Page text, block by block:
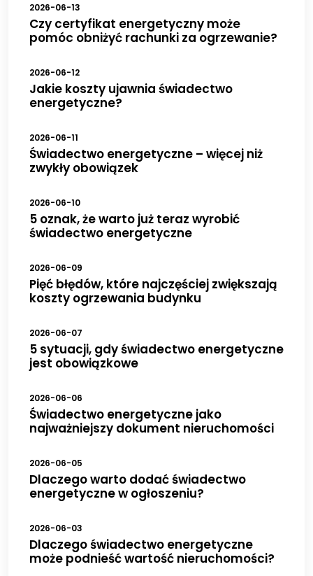
2026-06-13
Czy certyfikat energetyczny może
pomóc obniżyć rachunki za ogrzewanie?
2026-06-12
Jakie koszty ujawnia świadectwo
energetyczne?
2026-06-11
Świadectwo energetyczne – więcej niż
zwykły obowiązek
2026-06-10
5 oznak, że warto już teraz wyrobić
świadectwo energetyczne
2026-06-09
Pięć błędów, które najczęściej zwiększają
koszty ogrzewania budynku
2026-06-07
5 sytuacji, gdy świadectwo energetyczne
jest obowiązkowe
2026-06-06
Świadectwo energetyczne jako
najważniejszy dokument nieruchomości
2026-06-05
Dlaczego warto dodać świadectwo
energetyczne w ogłoszeniu?
2026-06-03
Dlaczego świadectwo energetyczne
może podnieść wartość nieruchomości?